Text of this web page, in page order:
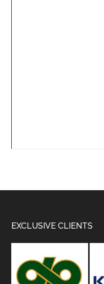
Footer
EXCLUSIVE CLIENTS